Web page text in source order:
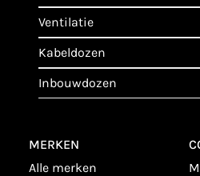
ventilatie
kabeldozen
inbouwdozen
MERKEN
alle merken